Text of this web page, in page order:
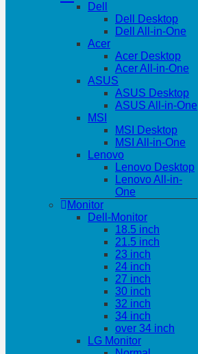
Dell
Dell Desktop
Dell All-in-One
Acer
Acer Desktop
Acer All-in-One
ASUS
ASUS Desktop
ASUS All-in-One
MSI
MSI Desktop
MSI All-in-One
Lenovo
Lenovo Desktop
Lenovo All-in-
One
Monitor
Dell-Monitor
18.5 inch
21.5 inch
23 inch
24 inch
27 inch
30 inch
32 inch
34 inch
over 34 inch
LG Monitor